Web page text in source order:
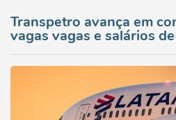
Transpetro avança em
vagas vagas e salários